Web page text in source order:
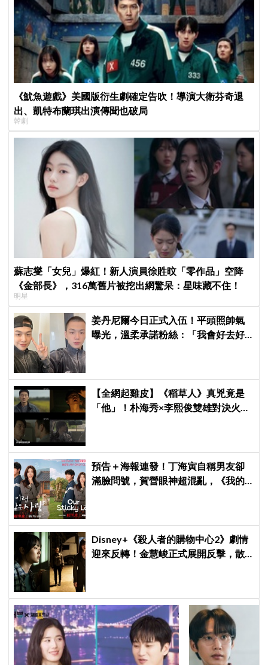
《魷魚遊戲》美國版衍生劇確定告吹！導演大衛芬奇退
出、凱特布蘭琪出演傳聞也破局
韓劇
蘇志燮「女兒」爆紅！新人演員徐貹旼「零作品」空降
《金部長》，316萬舊片被挖出網驚呆：星味藏不住！
明星
姜丹尼爾今日正式入伍！平頭照帥氣
曝光，溫柔承諾粉絲：「我會好去好
【全網起雞皮】《稻草人》真兇竟是
「他」！朴海秀×李熙俊雙雄對決火花
預告＋海報連發！丁海寅自稱男友卻
滿臉問號，賀營眼神超混亂，《我的
Disney+《殺人者的購物中心2》劇情
迎來反轉！金慧峻正式展開反擊，散